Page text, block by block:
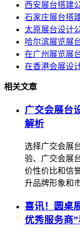
西安展台搭建
石家庄展台搭
太原展台设计
哈尔滨展览展
在广州展览展
在香港会展设
相关文章
广交会展台
解析
选择广交会展
验、广交会展
价性价比和信
升品牌形象和
喜讯！圆桌
优秀服务商